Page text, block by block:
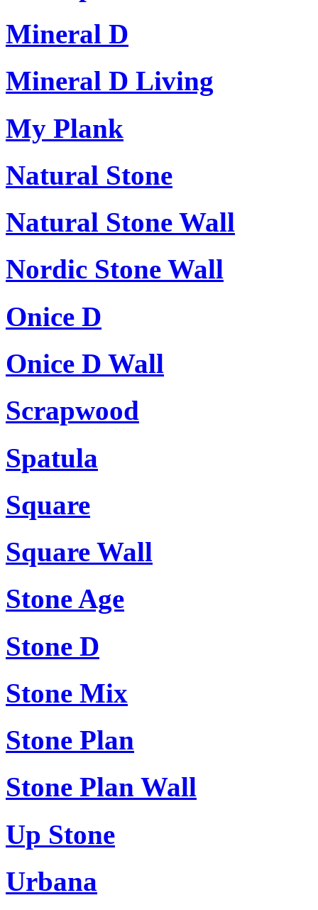
Mineral D
Mineral D Living
My Plank
Natural Stone
Natural Stone Wall
Nordic Stone Wall
Onice D
Onice D Wall
Scrapwood
Spatula
Square
Square Wall
Stone Age
Stone D
Stone Mix
Stone Plan
Stone Plan Wall
Up Stone
Urbana